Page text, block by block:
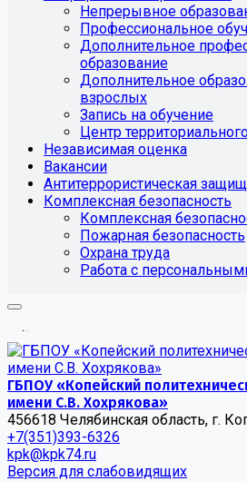
Непрерывное
Профессиональное
Дополнительное
образование
Дополнительное
взрослых
Запись на обучение
Центр
Независимая оценка
Вакансии
Антитеррористическая
Комплексная безопасность
Комплексная
Пожарная безопасность
Охрана труда
Работа с
...
ГБПОУ «Копейский
имени С.В. Хохрякова»
456618 Челябинская область, г.
+7(351)393-6326
kpk@kpk74.ru
Версия для слабовидящих